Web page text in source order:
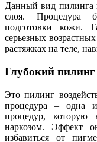
Данный вид пилинга
слоя. Процедура
подготовки кожи.
серьезных
растяжках на теле,
Глубокий
Это пилинг
процедура – одна
процедур,
наркозом. Эффект
избавиться от